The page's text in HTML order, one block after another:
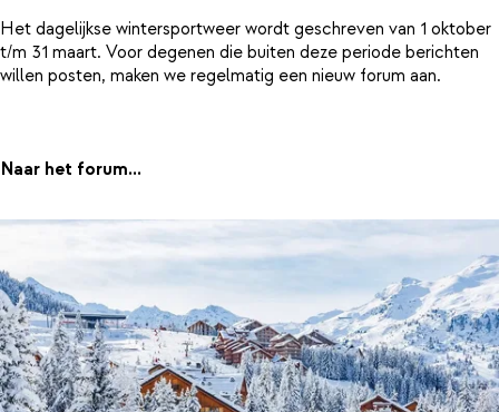
Het dagelijkse wintersportweer wordt geschreven van 1 oktober
t/m 31 maart. Voor degenen die buiten deze periode berichten
willen posten, maken we regelmatig een nieuw forum aan.
Naar het forum...